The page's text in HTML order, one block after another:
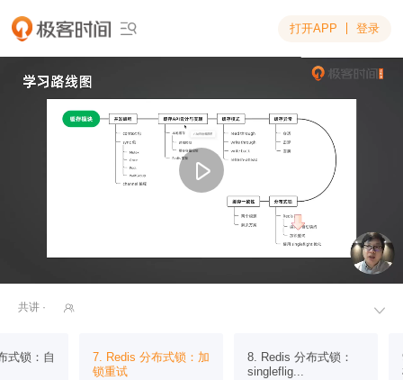
 打开APP 登录

共讲 · 
式锁：自
7. Redis 分布式锁：加
锁重试
8. Redis 分布式锁：
singleflig...